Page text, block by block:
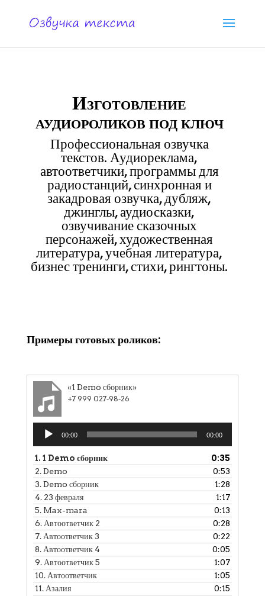
Изготовление
аудиороликов под ключ
Профессиональная озвучка
текстов. Аудиореклама,
автоответчики, программы для
радиостанций, синхронная и
закадровая озвучка, дубляж,
джинглы, аудиосказки,
озвучивание сказочных
персонажей, художественная
литература, учебная литература,
бизнес тренинги, стихи, рингтоны.
Примеры готовых роликов:
«1 Demo сборник»
+7 999 027-98-26
Аудиоплеер
00:00 00:00
1. 1 Demo сборник
0:35
2.Demo
0:53
3.Demo сборник
1:28
4. 23 февраля
1:17
5. Max-mara
0:13
6. Автоответчик 2
0:28
7. Автоответчик 3
0:22
8. Автоответчик 4
0:05
9. Автоответчик 5
1:07
10. Автоответчик
1:05
11. Азалия
0:15